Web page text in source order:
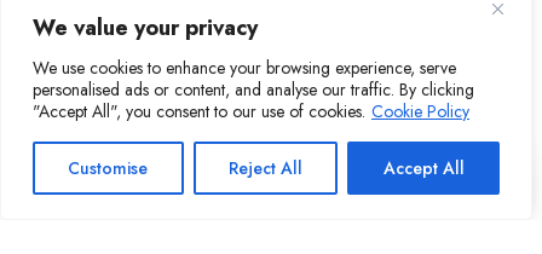
We value your privacy
We use cookies to enhance your browsing experience, serve
personalised ads or content, and analyse our traffic. By clicking
"Accept All", you consent to our use of cookies. Cookie Policy
Customise Reject All Accept All
会社
Atreoについて
採用情報
リソース
インサイト＆メディア